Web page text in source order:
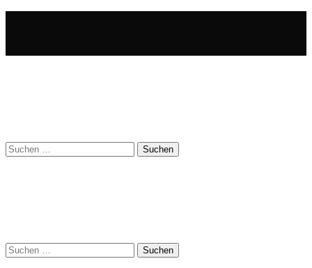
Suchen
nach:
Suchen
nach: